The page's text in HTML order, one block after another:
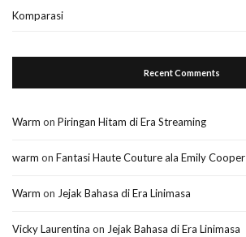
Komparasi
Recent Comments
Warm on Piringan Hitam di Era Streaming
warm on Fantasi Haute Couture ala Emily Cooper
Warm on Jejak Bahasa di Era Linimasa
Vicky Laurentina on Jejak Bahasa di Era Linimasa